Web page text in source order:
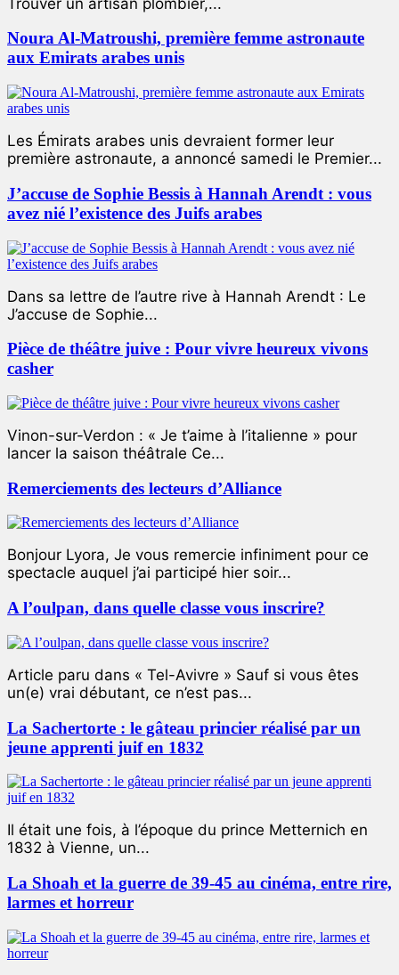
Noura Al-Matroushi, première femme astronaute
aux Emirats arabes unis
Les Émirats arabes unis devraient former leur
première astronaute, a annoncé samedi le Premier...
J’accuse de Sophie Bessis à Hannah Arendt : vous
avez nié l’existence des Juifs arabes
Dans sa lettre de l’autre rive à Hannah Arendt : Le
J’accuse de Sophie...
Pièce de théâtre juive : Pour vivre heureux vivons
casher
Vinon-sur-Verdon : « Je t’aime à l’italienne » pour
lancer la saison théâtrale Ce...
Remerciements des lecteurs d’Alliance
Bonjour Lyora, Je vous remercie infiniment pour ce
spectacle auquel j’ai participé hier soir...
A l’oulpan, dans quelle classe vous inscrire?
Article paru dans « Tel-Avivre » Sauf si vous êtes
un(e) vrai débutant, ce n’est pas...
La Sachertorte : le gâteau princier réalisé par un
jeune apprenti juif en 1832
Il était une fois, à l’époque du prince Metternich en
1832 à Vienne, un...
La Shoah et la guerre de 39-45 au cinéma, entre rire,
larmes et horreur